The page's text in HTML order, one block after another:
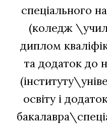
спеціального
(коледж
диплом
та додаток до
освіту і